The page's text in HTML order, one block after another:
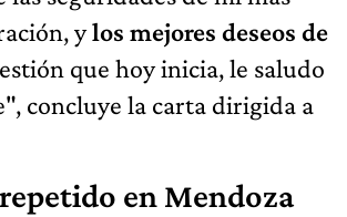
ylos mejores deseos de
que hoy inicia, le saludo
concluye la carta dirigida a
en Mendoza